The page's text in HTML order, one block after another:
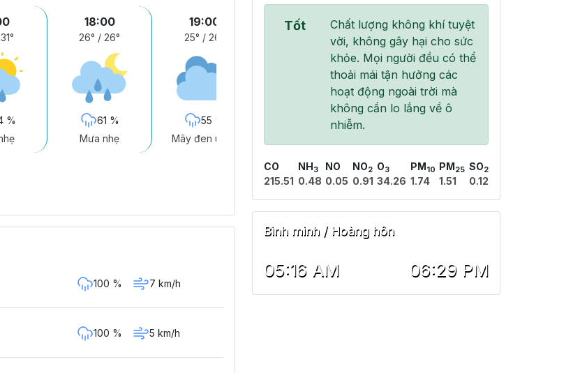
31°
%
18:00
26° / 26°
61 %
Mưa nhẹ
19:00
25° / 26°
55 %
Mây đen u ám
20:00 21:00
23° /24°
100 % 7 km/h
100 % 5 km/h
Tốt
Chất lượng không khí tuyệt
vời, không gây hại cho sức
khỏe. Mọi người đều có thể
thoải mái tận hưởng các
hoạt động ngoài trời mà
không cần lo lắng về ô
nhiễm.
CO
215.51
NH 3
0.48
NO
0.05
NO2
0.91
O3
34.26
PM 10
1.74
PM 25
1.51
SO2
0.12
Bình minh / Hoàng hôn
05:16 AM 06:29 PM